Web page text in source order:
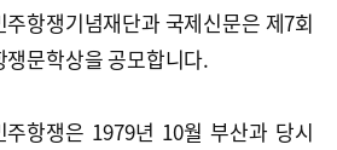
주항쟁기념재단과 국제신문은 제7회
쟁문학상을 공모합니다.
주항쟁은 1979년 10월 부산과 당시